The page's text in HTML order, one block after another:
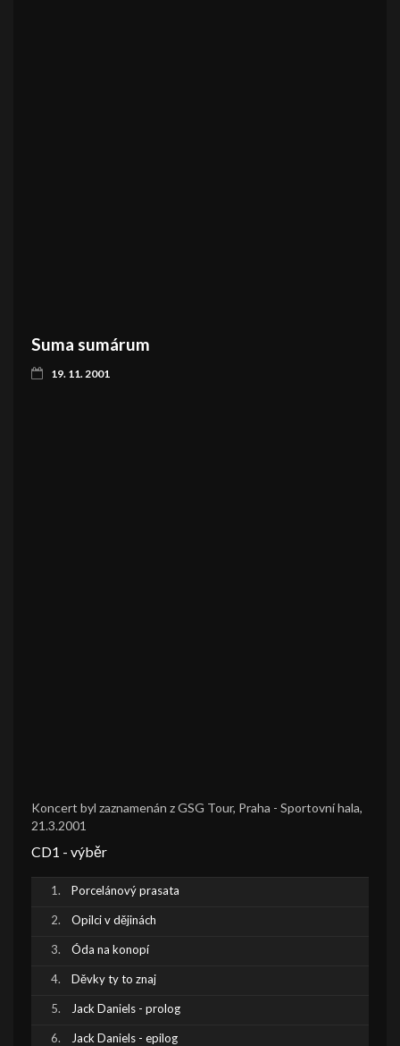
Suma sumárum
19. 11. 2001
Koncert byl zaznamenán z GSG Tour, Praha - Sportovní hala,
21.3.2001
CD1 - výběr
Porcelánový prasata
Opilci v dějinách
Óda na konopí
Děvky ty to znaj
Jack Daniels - prolog
Jack Daniels - epilog